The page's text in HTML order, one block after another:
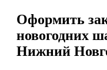
Оформить
новогодних
Нижний